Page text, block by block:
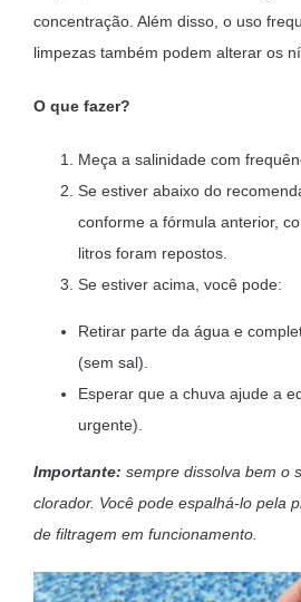
concentração. Além disso, o uso
limpezas também podem alterar os
O que fazer?
Meça a salinidade com
Se estiver abaixo do
conforme a fórmula anterior,
litros foram repostos.
Se estiver acima, você pode:
Retirar parte da água e
(sem sal).
Esperar que a chuva ajude a
urgente).
Importante: sempre dissolva bem o
clorador. Você pode espalhá-lo pela
de filtragem em funcionamento.